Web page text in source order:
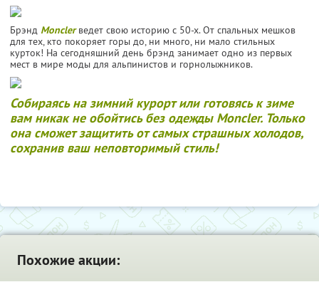
Брэнд Monclerведет свою историю с 50-х. От спальных мешков
для тех, кто покоряет горы до, ни много, ни мало стильных
курток! На сегодняшний день брэнд занимает одно из первых
мест в мире моды для альпинистов и горнолыжников.
Собираясь на зимний курорт или готовясь к зиме
вам никак не обойтись без одежды Moncler. Только
она сможет защитить от самых страшных холодов,
сохранив ваш неповторимый стиль!
Похожие акции: